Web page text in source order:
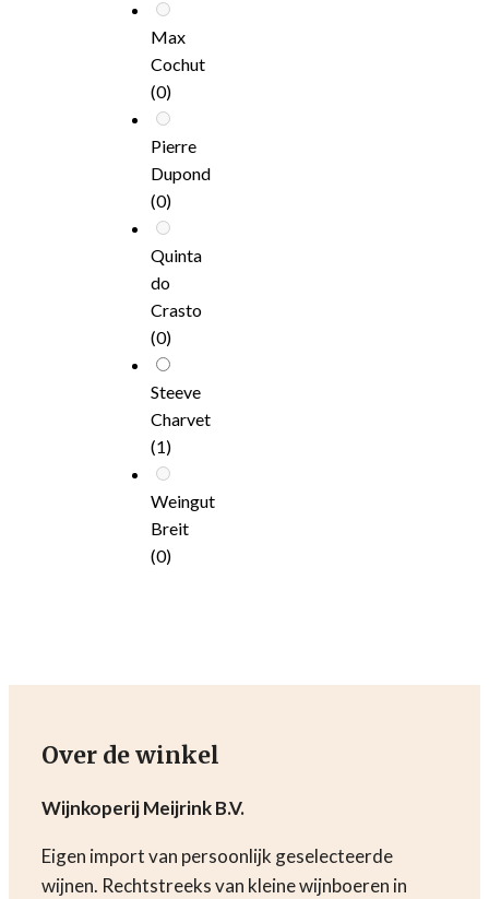
Max
Cochut
(0)
Pierre
Dupond
(0)
Quinta
do
Crasto
(0)
Steeve
Charvet
(1)
Weingut
Breit
(0)
Over de winkel
Wijnkoperij Meijrink B.V.
Eigen import van persoonlijk geselecteerde
wijnen. Rechtstreeks van kleine wijnboeren in